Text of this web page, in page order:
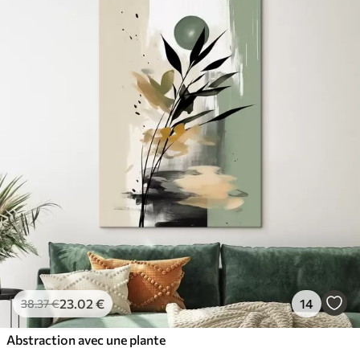
38.37€23.02€ 14
Abstraction avec une plante